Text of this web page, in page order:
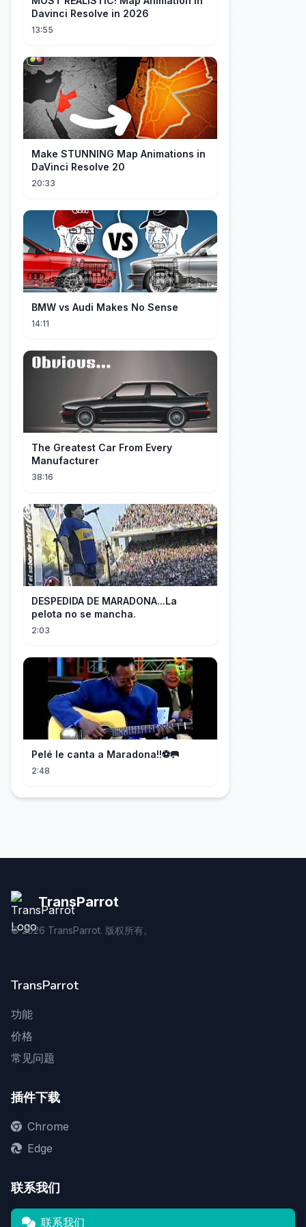
Davinci Resolve in 2026
13:55
Make STUNNING Map Animations in
DaVinci Resolve 20
20:33
BMW vs Audi Makes No Sense
14:11
The Greatest Car From Every
Manufacturer
38:16
DESPEDIDA DE MARADONA...La
pelota no se mancha.
2:03
Pelé le canta a Maradona!!⚽️🥅
2:48
TransParrot
©2026 TransParrot. 版权所有。
TransParrot
功能
价格
常见问题
插件下载
Chrome
Edge
联系我们
联系我们